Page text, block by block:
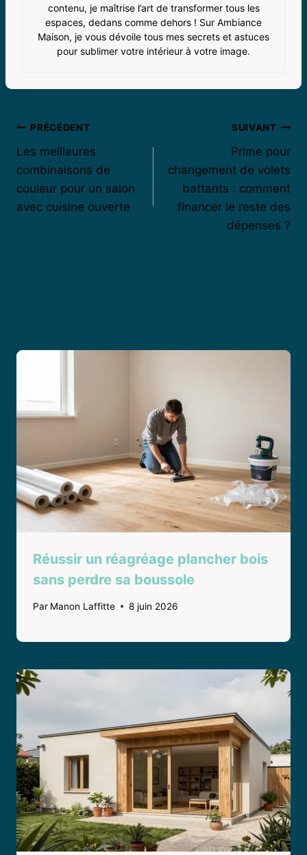
contenu, je maîtrise l’art de transformer tous les
espaces, dedans comme dehors ! Sur Ambiance
Maison, je vous dévoile tous mes secrets et astuces
pour sublimer votre intérieur à votre image.
Navigation
de
l’article
PRÉCÉDENT
Les meilleures
combinaisons de
couleur pour un salon
avec cuisine ouverte
SUIVANT
Prime pour
changement de volets
battants : comment
financer le reste des
dépenses ?
Réussir un réagréage plancher bois
sans perdre sa boussole
Par Manon Laffitte 8 juin 2026